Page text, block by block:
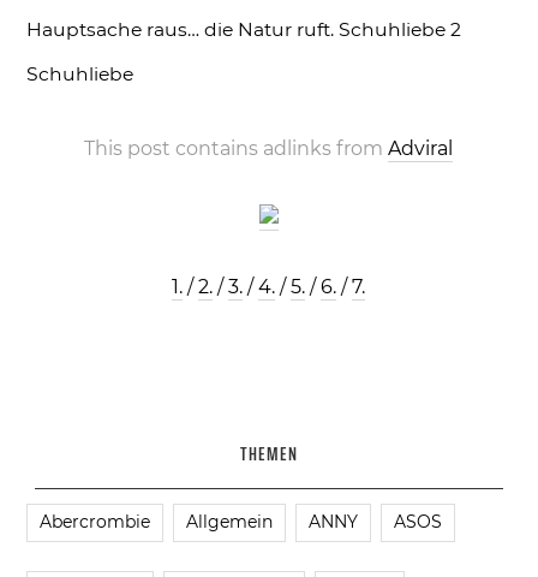
Hauptsache raus… die Natur ruft. Schuhliebe 2
Schuhliebe
This post contains adlinks fromAdviral
1. /2. /3. /4. /5. /6. /7.
THEMEN
Abercrombie Allgemein ANNY ASOS